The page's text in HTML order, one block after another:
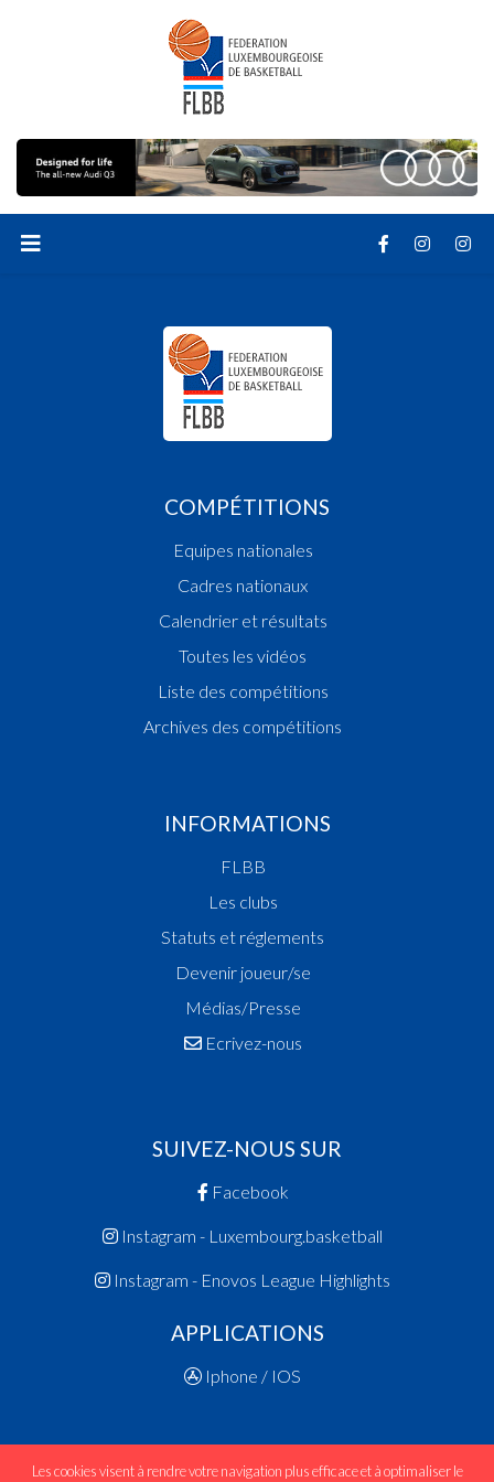
COMPÉTITIONS
Equipes nationales
Cadres nationaux
Calendrier et résultats
Toutes les vidéos
Liste des compétitions
Archives des compétitions
INFORMATIONS
FLBB
Les clubs
Statuts et réglements
Devenir joueur/se
Médias/Presse
Ecrivez-nous
SUIVEZ-NOUS SUR
Facebook
Instagram - Luxembourg.basketball
Instagram - Enovos League Highlights
APPLICATIONS
Iphone / IOS
Les cookies visent à rendre votre navigation plus efficace et à optimaliser le